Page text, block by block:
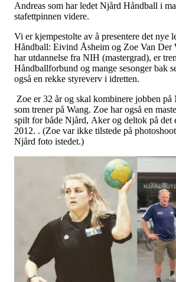
Andreas som har ledet Njård Håndball i
stafettpinnen videre.
Vi er kjempestolte av å presentere det nye
Håndball: Eivind Åsheim og Zoe Van Der
har utdannelse fra NIH (mastergrad), er
Håndballforbund og mange sesonger bak
også en rekke styreverv i idretten.
Zoe er 32 år og skal kombinere jobben
som trener på Wang. Zoe har også en
spilt for både Njård, Aker og deltok på det
2012. . (Zoe var ikke tilstede på
Njård foto istedet.)